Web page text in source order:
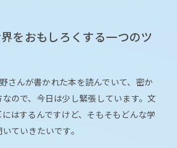
をおもしろくする一つのツ
さんが書かれた本を読んでいて、密か
ので、今日は少し緊張しています。文
はするんですけど、そもそもどんな学
ていきたいです。